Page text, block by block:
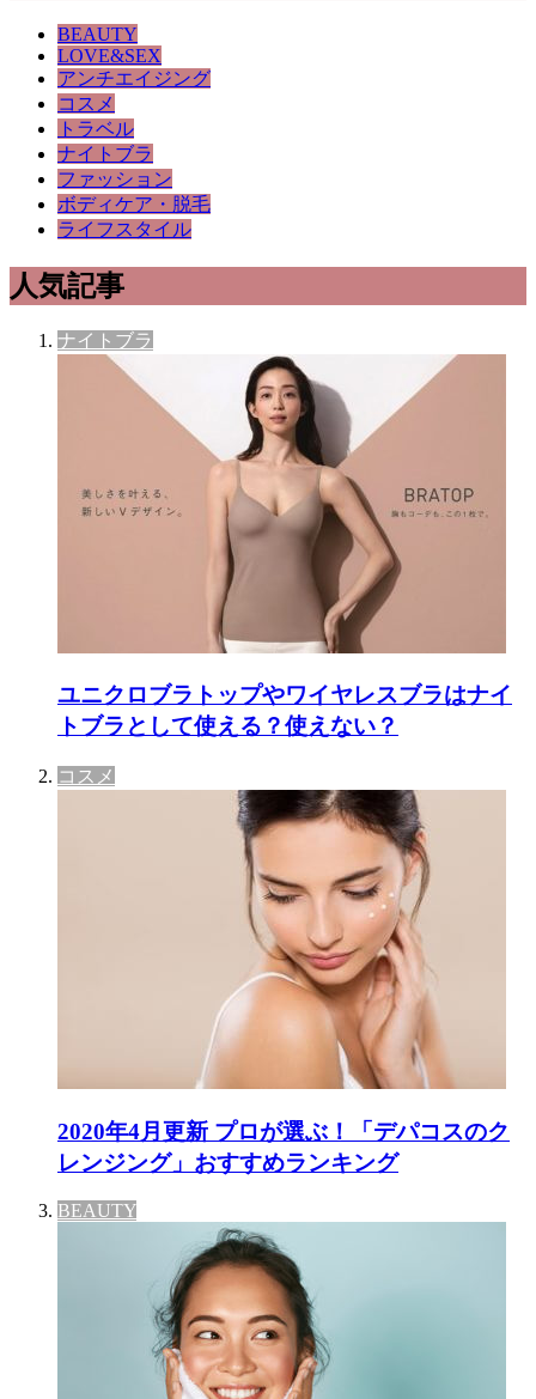
BEAUTY
LOVE&SEX
アンチエイジング
コスメ
トラベル
ナイトブラ
ファッション
ボディケア・脱毛
ライフスタイル
人気記事
ナイトブラ
ユニクロブラトップやワイヤレスブラはナイ
トブラとして使える？使えない？
コスメ
2020年4月更新 プロが選ぶ！「デパコスのク
レンジング」おすすめランキング
BEAUTY